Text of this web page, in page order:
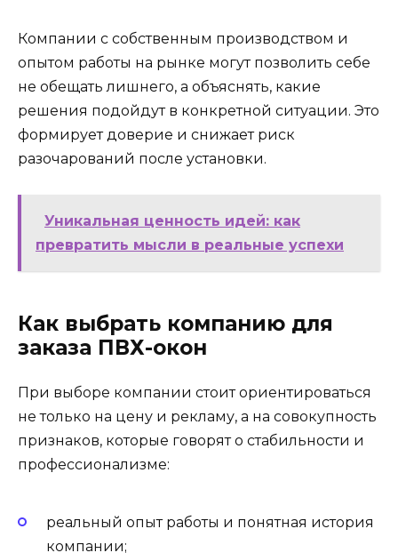
Компании с собственным производством и
опытом работы на рынке могут позволить себе
не обещать лишнего, а объяснять, какие
решения подойдут в конкретной ситуации. Это
формирует доверие и снижает риск
разочарований после установки.
Уникальная ценность идей: как
превратить мысли в реальные успехи
Как выбрать компанию для
заказа ПВХ-окон
При выборе компании стоит ориентироваться
не только на цену и рекламу, а на совокупность
признаков, которые говорят о стабильности и
профессионализме:
реальный опыт работы и понятная история
компании;